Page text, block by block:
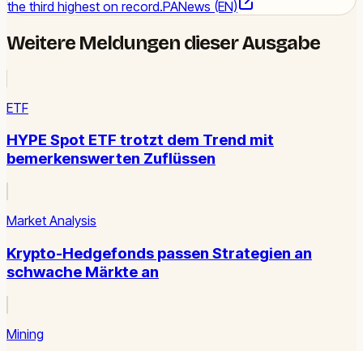
the third highest on record.PANews (EN)
Weitere Meldungen dieser Ausgabe
ETF
HYPE Spot ETF trotzt dem Trend mit
bemerkenswerten Zuflüssen
Market Analysis
Krypto-Hedgefonds passen Strategien an
schwache Märkte an
Mining